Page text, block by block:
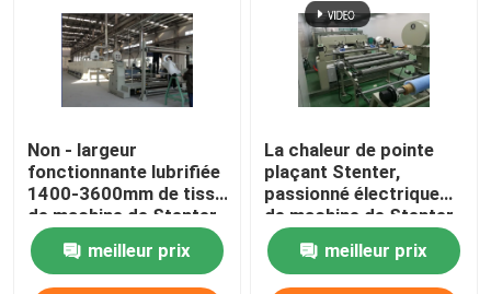
Non - largeur
fonctionnante lubrifiée
1400-3600mm de tissu
de machine de Stenter
de tissu de rail
meilleur prix
La chaleur de pointe
plaçant Stenter,
passionné électrique
de machine de Stenter
de tissu
meilleur prix